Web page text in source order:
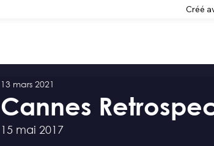
Créé
Cannes
13 mars 2021
15 mai 2017